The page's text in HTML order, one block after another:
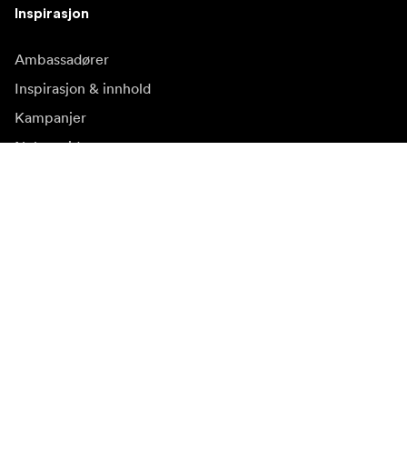
Inspirasjon
Ambassadører
Inspirasjon & innhold
Kampanjer
Nyhetsside